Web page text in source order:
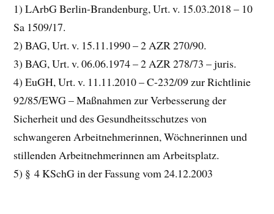
1) LArbG Berlin-Brandenburg, Urt. v. 15.03.2018 – 10
Sa 1509/17.
2) BAG, Urt. v. 15.11.1990 – 2 AZR 270/90.
3) BAG, Urt. v. 06.06.1974 – 2 AZR 278/73 – juris.
4) EuGH, Urt. v. 11.11.2010 – C-232/09 zur Richtlinie
92/85/EWG – Maßnahmen zur Verbesserung der
Sicherheit und des Gesundheitsschutzes von
schwangeren Arbeitnehmerinnen, Wöchnerinnen und
stillenden Arbeitnehmerinnen am Arbeitsplatz.
5) § 4 KSchG in der Fassung vom 24.12.2003